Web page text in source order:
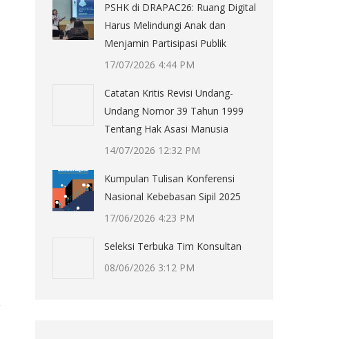
PSHK di DRAPAC26: Ruang Digital
Harus Melindungi Anak dan
Menjamin Partisipasi Publik
17/07/2026 4:44 PM
Catatan Kritis Revisi Undang-
Undang Nomor 39 Tahun 1999
Tentang Hak Asasi Manusia
14/07/2026 12:32 PM
Kumpulan Tulisan Konferensi
Nasional Kebebasan Sipil 2025
17/06/2026 4:23 PM
Seleksi Terbuka Tim Konsultan
08/06/2026 3:12 PM